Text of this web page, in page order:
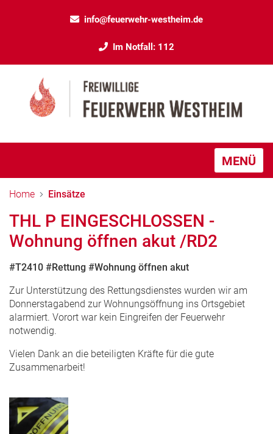
info@feuerwehr-westheim.de
Im Notfall: 112
MENÜ
Home Einsätze
THL P EINGESCHLOSSEN -
Wohnung öffnen akut /RD2
#T2410 #Rettung #Wohnung öffnen akut
Zur Unterstützung des Rettungsdienstes wurden wir am
Donnerstagabend zur Wohnungsöffnung ins Ortsgebiet
alarmiert. Vorort war kein Eingreifen der Feuerwehr
notwendig.
Vielen Dank an die beteiligten Kräfte für die gute
Zusammenarbeit!